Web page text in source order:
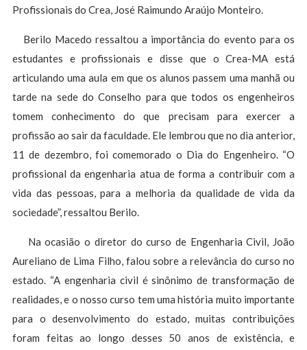
Profissionais do Crea, José Raimundo Araújo Monteiro.
Berilo Macedo ressaltou a importância do evento para os
estudantes e profissionais e disse que o Crea-MA está
articulando uma aula em que os alunos passem uma manhã ou
tarde na sede do Conselho para que todos os engenheiros
tomem conhecimento do que precisam para exercer a
profissão ao sair da faculdade. Ele lembrou que no dia anterior,
11 de dezembro, foi comemorado o Dia do Engenheiro. “O
profissional da engenharia atua de forma a contribuir com a
vida das pessoas, para a melhoria da qualidade de vida da
sociedade”, ressaltou Berilo.
Na ocasião o diretor do curso de Engenharia Civil, João
Aureliano de Lima Filho, falou sobre a relevância do curso no
estado. “A engenharia civil é sinônimo de transformação de
realidades, e o nosso curso tem uma história muito importante
para o desenvolvimento do estado, muitas contribuições
foram feitas ao longo desses 50 anos de existência, e